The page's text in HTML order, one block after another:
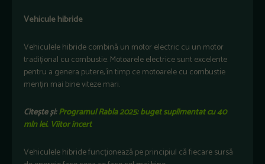
Vehicule hibride
Vehiculele hibride combină un motor electric cu un motor
tradițional cu combustie. Motoarele electrice sunt excelente
pentru a genera putere, în timp ce motoarele cu combustie
mențin mai bine viteze mari.
Citește și:Programul Rabla 2025: buget suplimentat cu 40
mln lei. Viitor incert
Vehiculele hibride funcționează pe principiul că fiecare sursă